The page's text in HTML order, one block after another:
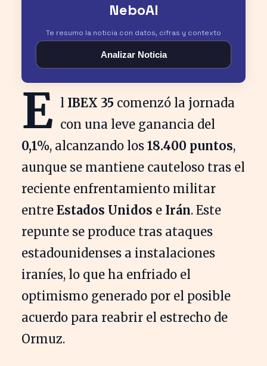
NeboAI
Te resumo la noticia con datos, cifras y contexto
Analizar Noticia
E l IBEX 35 comenzó la jornada
con una leve ganancia del
0,1%, alcanzando los 18.400 puntos,
aunque se mantiene cauteloso tras el
reciente enfrentamiento militar
entre Estados Unidos e Irán. Este
repunte se produce tras ataques
estadounidenses a instalaciones
iraníes, lo que ha enfriado el
optimismo generado por el posible
acuerdo para reabrir el estrecho de
Ormuz.